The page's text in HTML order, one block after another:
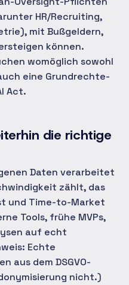
HR/Recruiting,
mit Bußgeldern,
können.
womöglich sowohl
eine Grundrechte-
Act.
die richtige
Daten verarbeitet
zählt, das
und Time-to-Market
Tools, frühe MVPs,
auf echt
Echte
aus dem DSGVO-
nicht.)